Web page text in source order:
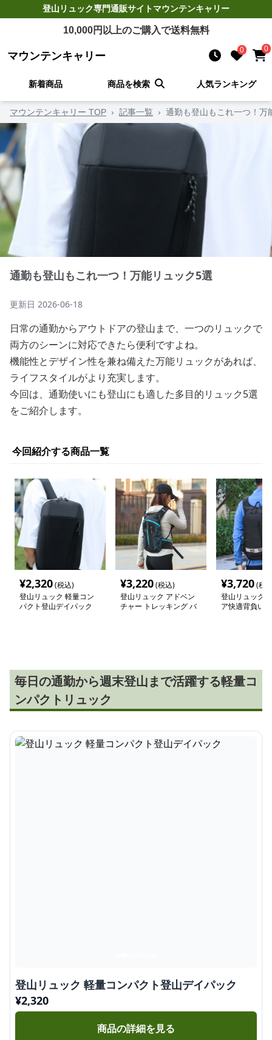
登山リュック専門通販サイトマウンテンキャリー
10,000円以上のご購入で送料無料
マウンテンキャリー 0 0
新着商品 商品を検索 人気ランキング
マウンテンキャリー TOP › 記事一覧 › 通勤も登山もこれ一つ！万
通勤も登山もこれ一つ！万能リュック5選
更新日 2026-06-18
日常の通勤からアウトドアの登山まで、一つのリュックで
両方のシーンに対応できたら便利ですよね。
機能性とデザイン性を兼ね備えた万能リュックがあれば、
ライフスタイルがより充実します。
今回は、通勤使いにも登山にも適した多目的リュック5選
をご紹介します。
今回紹介する商品一覧
¥2,320(税込)
登山リュック 軽量コン
パクト登山デイパック
¥3,220(税込)
登山リュック アドベン
チャー トレッキング バ
¥3,720(税
登山リュック
ア快適背負い
毎日の通勤から週末登山まで活躍する軽量コ
ンパクトリュック
登山リュック 軽量コンパクト登山デイパック
¥2,320
商品の詳細を見る